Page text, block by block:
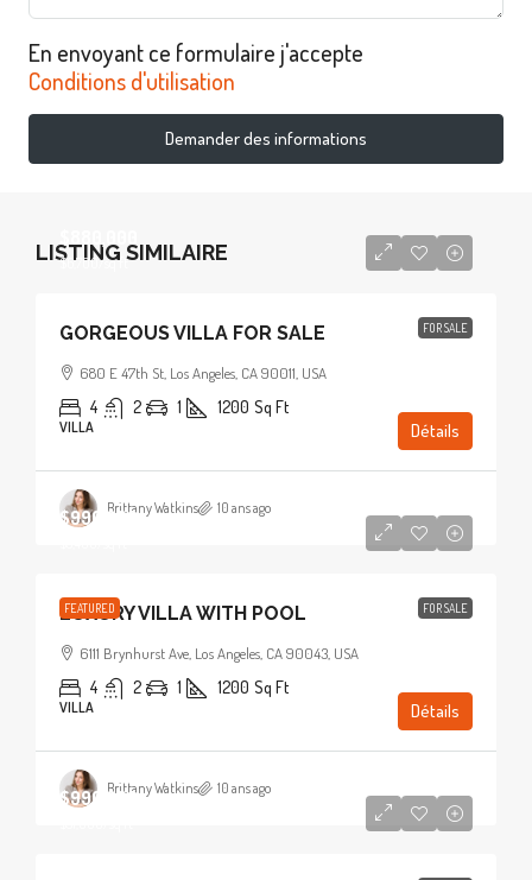
En envoyant ce formulaire j'accepte
Conditions d'utilisation
Demander des informations
LISTING SIMILAIRE
FOR SALE
$6,700 /sq ft
GORGEOUS VILLA FOR SALE
680 E 47th St, Los Angeles, CA 90011, USA
4 2 1 1200 Sq Ft
VILLA Détails
Brittany Watkins 10 ans ago
FEATURED FOR SALE
$990,000
LUXURY VILLA WITH POOL
6111 Brynhurst Ave, Los Angeles, CA 90043, USA
4 2 1 1200 Sq Ft
VILLA Détails
Brittany Watkins 10 ans ago
$990,000